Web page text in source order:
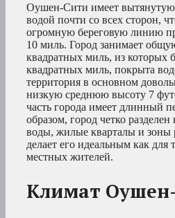
Оушен-Сити имеет
водой почти со всех сторон,
огромную береговую линию
10 миль. Город занимает
квадратных миль, из которых
квадратных миль, покрыта
территория в основном
низкую среднюю высоту 7
часть города имеет длинный
образом, город четко
воды, жилые кварталы и зоны
делает его идеальным как для
местных жителей.
Климат